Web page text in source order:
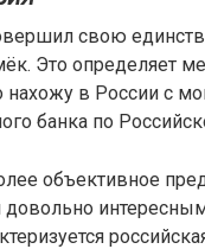
свою
Это определяет
нахожу в России с
банка по
объективное